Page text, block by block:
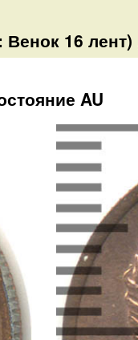
16
AU